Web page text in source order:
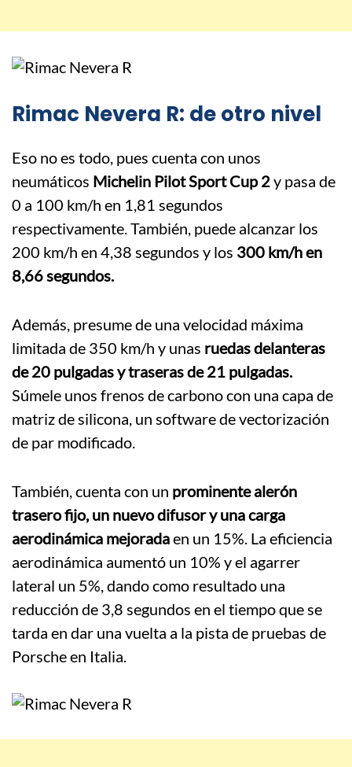
Rimac Nevera R: de otro nivel
Eso no es todo, pues cuenta con unos
neumáticos Michelin Pilot Sport Cup 2y pasa de
0 a 100 km/h en 1,81 segundos
respectivamente. También, puede alcanzar los
200 km/h en 4,38 segundos y los 300 km/h en
8,66 segundos.
Además, presume de una velocidad máxima
limitada de 350 km/h y unas ruedas delanteras
de 20 pulgadas y traseras de 21 pulgadas.
Súmele unos frenos de carbono con una capa de
matriz de silicona, un software de vectorización
de par modificado.
También, cuenta con un prominente alerón
trasero fijo, un nuevo difusor y una carga
aerodinámica mejoradaen un 15%. La eficiencia
aerodinámica aumentó un 10% y el agarrer
lateral un 5%, dando como resultado una
reducción de 3,8 segundos en el tiempo que se
tarda en dar una vuelta a la pista de pruebas de
Porsche en Italia.